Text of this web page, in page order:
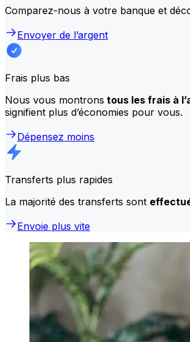
Comparez-nous à votre banque et
Envoyer de l’argent
Frais plus bas
Nous vous montrons tous les frais à
signifient plus d’économies pour vous.
Dépensez moins
Transferts plus rapides
La majorité des transferts sont
Envoie plus vite